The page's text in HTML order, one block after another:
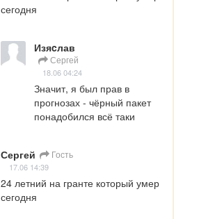
сегодня
Изяcлав
Сергей
18.06 04:24
Значит, я был прав в
прогнозах - чёрный пакет
понадобился всё таки
Сергей Гость
17.06 14:39
24 летний на гранте который умер
сегодня